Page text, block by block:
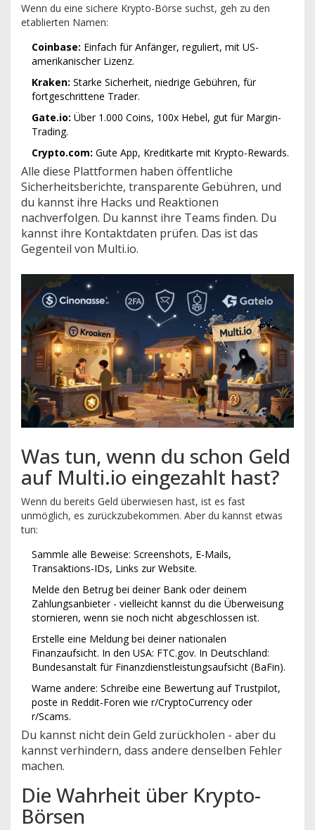
Wenn du eine sichere Krypto-Börse suchst, geh zu den
etablierten Namen:
Coinbase: Einfach für Anfänger, reguliert, mit US-
amerikanischer Lizenz.
Kraken: Starke Sicherheit, niedrige Gebühren, für
fortgeschrittene Trader.
Gate.io: Über 1.000 Coins, 100x Hebel, gut für Margin-
Trading.
Crypto.com: Gute App, Kreditkarte mit Krypto-Rewards.
Alle diese Plattformen haben öffentliche
Sicherheitsberichte, transparente Gebühren, und
du kannst ihre Hacks und Reaktionen
nachverfolgen. Du kannst ihre Teams finden. Du
kannst ihre Kontaktdaten prüfen. Das ist das
Gegenteil von Multi.io.
Was tun, wenn du schon Geld
auf Multi.io eingezahlt hast?
Wenn du bereits Geld überwiesen hast, ist es fast
unmöglich, es zurückzubekommen. Aber du kannst etwas
tun:
Sammle alle Beweise: Screenshots, E-Mails,
Transaktions-IDs, Links zur Website.
Melde den Betrug bei deiner Bank oder deinem
Zahlungsanbieter - vielleicht kannst du die Überweisung
stornieren, wenn sie noch nicht abgeschlossen ist.
Erstelle eine Meldung bei deiner nationalen
Finanzaufsicht. In den USA: FTC.gov. In Deutschland:
Bundesanstalt für Finanzdienstleistungsaufsicht (BaFin).
Warne andere: Schreibe eine Bewertung auf Trustpilot,
poste in Reddit-Foren wie r/CryptoCurrency oder
r/Scams.
Du kannst nicht dein Geld zurückholen - aber du
kannst verhindern, dass andere denselben Fehler
machen.
Die Wahrheit über Krypto-
Börsen